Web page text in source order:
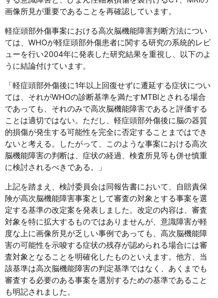
画像所見が重要であることを再確認しています。
軽症頭部外傷事案における高次脳機能障害判断方法につい
ては、WHOが軽症頭部外傷患者に関する研究の系統的レビ
ューを行い2004年に発表した研究結果を重視し、以下のよ
うに結論付けています。
「軽症頭部外傷後に1年以上回復せずに遷延する症状につい
ては、それがWHOの診断基準を満たすMTBIとされる場合
であっても、それのみで高次脳機能障害であると評価する
ことは適切ではない。ただし、軽症頭部外傷後に脳の器質
的損傷が発生する可能性を完全に否定することまではでき
ないと考える。したがって、このような事案における高次
脳機能障害の判断は、症状の経過、検査所見等も併せ慎重
に検討されるべきである。」
上記を踏まえ、検討委員会は同報告書において、自賠責保
険が高次脳機能障害事案として審査の対象とする事案を選
定する基準の改定案を発表しました。改定の内容は、審査
対象を特に拡大するものではありませんが、意識障害が軽
度な上に画像所見が乏しい事例であっても、高次脳機能障
害の可能性を示唆する症状の残存が認められる場合には審
査対象となることを明確化したものといえます。他方、当
該基準は高次脳機能障害の判定基準ではなく、あくまでも
審査する必要のある事案を選別するための基準であること
も明記されました。